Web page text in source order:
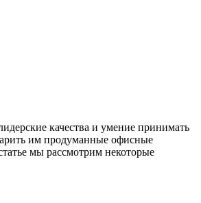
качества и умение принимать
им продуманные офисные
мы рассмотрим некоторые